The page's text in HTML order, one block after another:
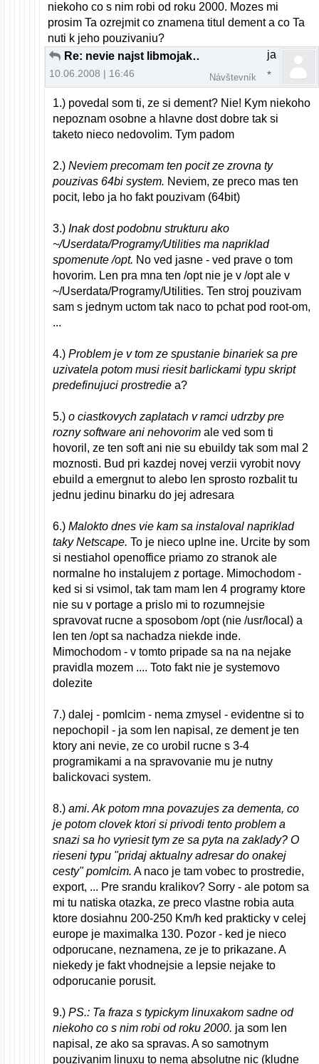
niekoho co s nim robi od roku 2000. Mozes mi
prosim Ta ozrejmit co znamena titul dement a co Ta
nuti k jeho pouzivaniu?
Re: nevie najst libmojakniznica.so v akt. adresari
10.06.2008 | 16:46
ja
Návštevník
1.) povedal som ti, ze si dement? Nie! Kym niekoho
nepoznam osobne a hlavne dost dobre tak si
taketo nieco nedovolim. Tym padom
2.)Neviem precomam ten pocit ze zrovna ty
pouzivas 64bi system. Neviem, ze preco mas ten
pocit, lebo ja ho fakt pouzivam (64bit)
3.)Inak dost podobnu strukturu ako
~/Userdata/Programy/Utilities ma napriklad
spomenute /opt. No ved jasne - ved prave o tom
hovorim. Len pra mna ten /opt nie je v /opt ale v
~/Userdata/Programy/Utilities. Ten stroj pouzivam
sam s jednym uctom tak naco to pchat pod root-om,
...
4.)Problem je v tom ze spustanie binariek sa pre
uzivatela potom musi riesit barlickami typu skript
predefinujuci prostredie a?
5.)o ciastkovych zaplatach v ramci udrzby pre
rozny software ani nehovorim ale ved som ti
hovoril, ze ten soft ani nie su ebuildy tak som mal 2
moznosti. Bud pri kazdej novej verzii vyrobit novy
ebuild a emergnut to alebo len sprosto rozbalit tu
jednu jedinu binarku do jej adresara
6.)Malokto dnes vie kam sa instaloval napriklad
taky Netscape. To je nieco uplne ine. Urcite by som
si nestiahol openoffice priamo zo stranok ale
normalne ho instalujem z portage. Mimochodom -
ked si si vsimol, tak tam mam len 4 programy ktore
nie su v portage a prislo mi to rozumnejsie
spravovat rucne a sposobom /opt (nie /usr/local) a
len ten /opt sa nachadza niekde inde.
Mimochodom - v tomto pripade sa na na nejake
pravidla mozem .... Toto fakt nie je systemovo
dolezite
7.) dalej - pomlcim - nema zmysel - evidentne si to
nepochopil - ja som len napisal, ze dement je ten
ktory ani nevie, ze co urobil rucne s 3-4
programikami a na spravovanie mu je nutny
balickovaci system.
8.)ami. Ak potom mna povazujes za dementa, co
je potom clovek ktori si privodi tento problem a
snazi sa ho vyriesit tym ze sa pyta na zaklady? O
rieseni typu "pridaj aktualny adresar do onakej
cesty" pomlcim. A naco je tam vobec to prostredie,
export, ... Pre srandu kralikov? Sorry - ale potom sa
mi tu natiska otazka, ze preco vlastne robia auta
ktore dosiahnu 200-250 Km/h ked prakticky v celej
europe je maximalka 130. Pozor - ked je nieco
odporucane, neznamena, ze je to prikazane. A
niekedy je fakt vhodnejsie a lepsie nejake to
odporucanie porusit.
9.)PS.: Ta fraza s typickym linuxakom sadne od
niekoho co s nim robi od roku 2000. ja som len
napisal, ze ako sa spravas. A so samotnym
pouzivanim linuxu to nema absolutne nic (kludne